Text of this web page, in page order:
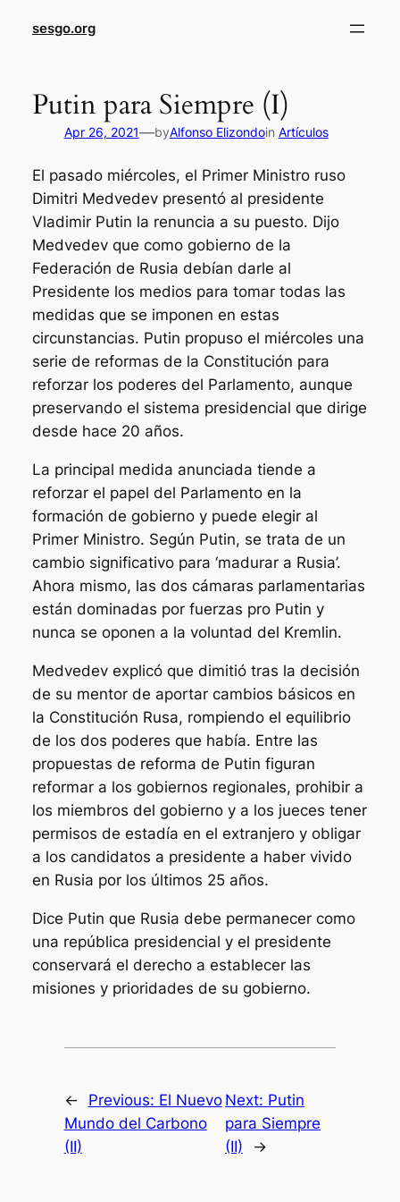
sesgo.org
Putin para Siempre (I)
Apr 26, 2021—byAlfonso Elizondoin Artículos
El pasado miércoles, el Primer Ministro ruso
Dimitri Medvedev presentó al presidente
Vladimir Putin la renuncia a su puesto. Dijo
Medvedev que como gobierno de la
Federación de Rusia debían darle al
Presidente los medios para tomar todas las
medidas que se imponen en estas
circunstancias. Putin propuso el miércoles una
serie de reformas de la Constitución para
reforzar los poderes del Parlamento, aunque
preservando el sistema presidencial que dirige
desde hace 20 años.
La principal medida anunciada tiende a
reforzar el papel del Parlamento en la
formación de gobierno y puede elegir al
Primer Ministro. Según Putin, se trata de un
cambio significativo para ‘madurar a Rusia’.
Ahora mismo, las dos cámaras parlamentarias
están dominadas por fuerzas pro Putin y
nunca se oponen a la voluntad del Kremlin.
Medvedev explicó que dimitió tras la decisión
de su mentor de aportar cambios básicos en
la Constitución Rusa, rompiendo el equilibrio
de los dos poderes que había. Entre las
propuestas de reforma de Putin figuran
reformar a los gobiernos regionales, prohibir a
los miembros del gobierno y a los jueces tener
permisos de estadía en el extranjero y obligar
a los candidatos a presidente a haber vivido
en Rusia por los últimos 25 años.
Dice Putin que Rusia debe permanecer como
una república presidencial y el presidente
conservará el derecho a establecer las
misiones y prioridades de su gobierno.
← Previous: El Nuevo
Mundo del Carbono
(II)
Next: Putin
para Siempre
(II)
→